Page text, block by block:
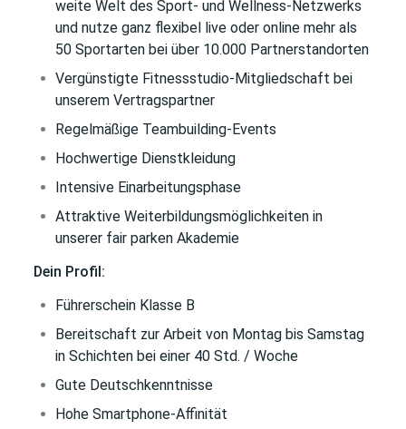
weite Welt des Sport- und Wellness-Netzwerks
und nutze ganz flexibel live oder online mehr als
50 Sportarten bei über 10.000 Partnerstandorten
Vergünstigte Fitnessstudio-Mitgliedschaft bei
unserem Vertragspartner
Regelmäßige Teambuilding-Events
Hochwertige Dienstkleidung
Intensive Einarbeitungsphase
Attraktive Weiterbildungsmöglichkeiten in
unserer fair parken Akademie
Dein Profil:
Führerschein Klasse B
Bereitschaft zur Arbeit von Montag bis Samstag
in Schichten bei einer 40 Std. / Woche
Gute Deutschkenntnisse
Hohe Smartphone-Affinität